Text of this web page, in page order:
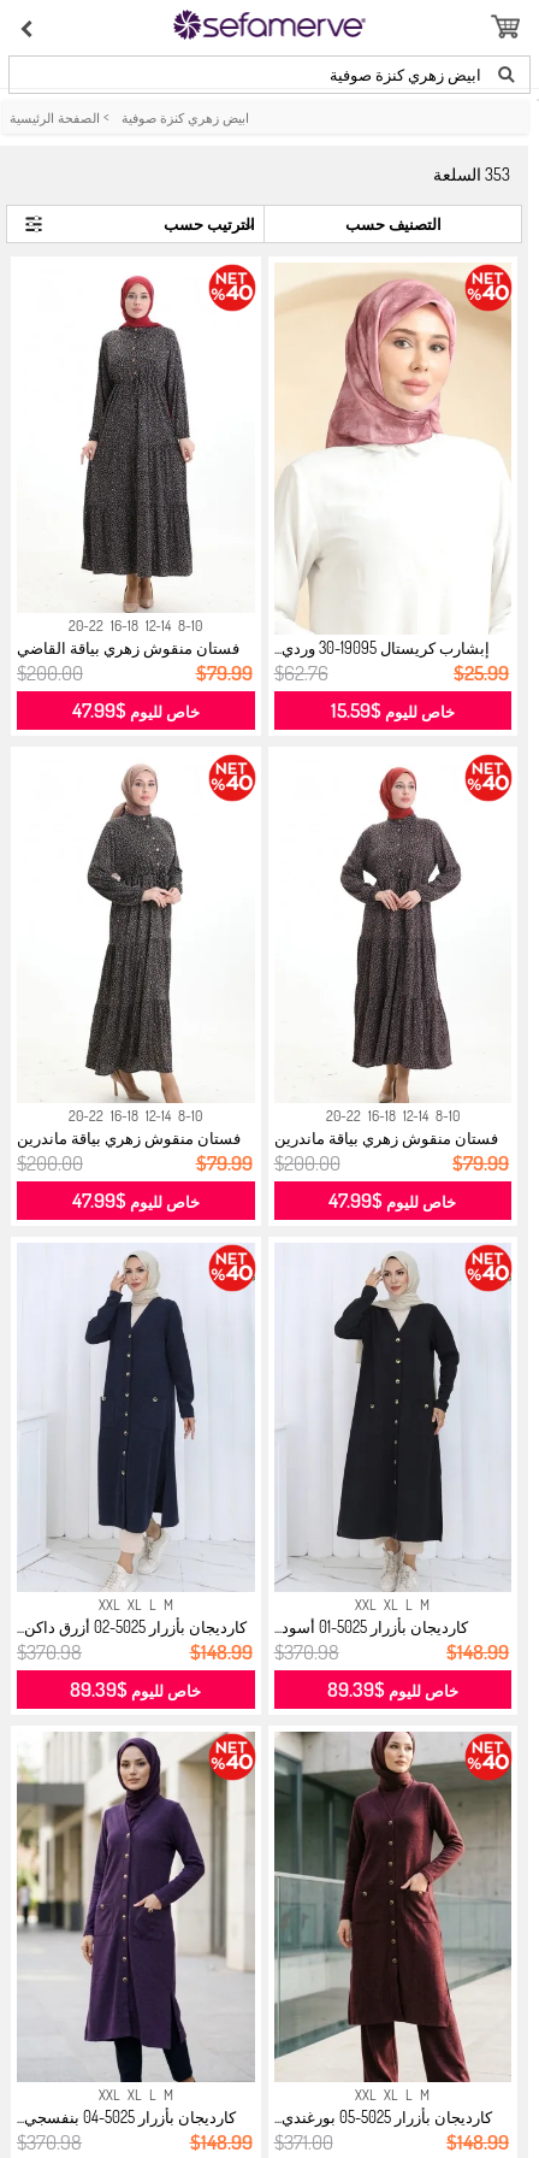
ابيض زهري كنزة صوفية
الصفحة الرئيسية > ابيض زهري كنزة صوفية
353السلعة
التصنيف حسب
إبشارب كريستال 19095-30 وردي...
$62.76 $25.99
خاص لليوم$15.59
8-10
12-14
16-18
20-22
فستان منقوش زهري بياقة القاضي
0197-...
$200.00 $79.99
خاص لليوم$47.99
8-10
12-14
16-18
20-22
فستان منقوش زهري بياقة ماندرين
0197...
$200.00 $79.99
خاص لليوم $47.99
8-10
12-14
16-18
20-22
فستان منقوش زهري بياقة ماندرين
0197...
$200.00 $79.99
خاص لليوم$47.99
M
L
XL
XXL
كارديجان بأزرار 5025-01 أسود...
$370.98 $148.99
خاص لليوم$89.39
M
L
XL
XXL
كارديجان بأزرار 5025-02 أزرق داكن...
$370.98 $148.99
خاص لليوم $89.39
M
L
XL
XXL
كارديجان بأزرار 5025-05 بورغندي...
$371.00 $148.99
M
L
XL
XXL
كارديجان بأزرار 5025-04 بنفسجي...
$370.98 $148.99